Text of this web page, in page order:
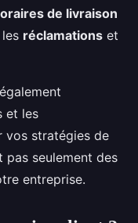
de livraison
réclamations et
et les
vos stratégies de
pas seulement des
entreprise.